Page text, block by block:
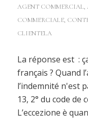
AGENT COMMERCIAL,
COMMERCIALE,
CLIENTELA
La réponse est :
français ? Quand
l’indemnité n'est
13, 2° du code de
L’eccezione è